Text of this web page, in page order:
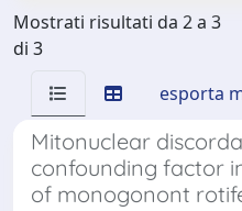
Mostrati risultati da 2 a 3
di 3
esporta
Mitonuclear
confounding factor
of monogonont